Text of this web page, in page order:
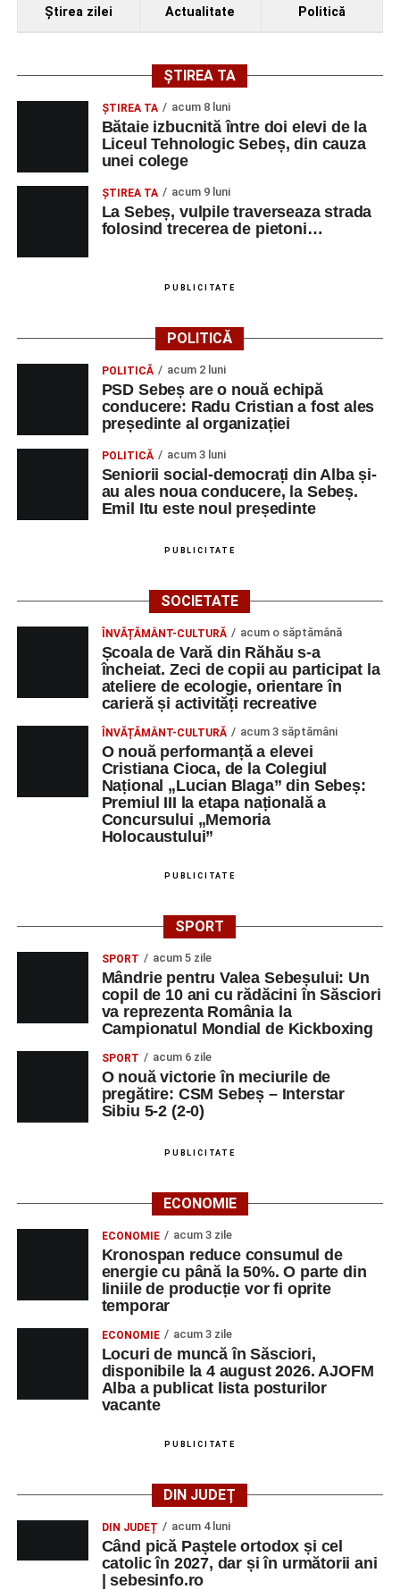
Ştirea zilei Actualitate Politică
ȘTIREA TA
ŞTIREA TA acum 8 luni
Bătaie izbucnită între doi elevi de la
Liceul Tehnologic Sebeș, din cauza
unei colege
ŞTIREA TA acum 9 luni
La Sebeș, vulpile traverseaza strada
folosind trecerea de pietoni…
PUBLICITATE
POLITICĂ
POLITICĂ acum 2 luni
PSD Sebeș are o nouă echipă
conducere: Radu Cristian a fost ales
președinte al organizației
POLITICĂ acum 3 luni
Seniorii social-democrați din Alba și-
au ales noua conducere, la Sebeș.
Emil Itu este noul președinte
PUBLICITATE
SOCIETATE
ÎNVĂȚĂMÂNT-CULTURĂ acum o săptămână
Școala de Vară din Răhău s-a
încheiat. Zeci de copii au participat la
ateliere de ecologie, orientare în
carieră și activități recreative
ÎNVĂȚĂMÂNT-CULTURĂ acum 3 săptămâni
O nouă performanță a elevei
Cristiana Cioca, de la Colegiul
Național „Lucian Blaga” din Sebeș:
Premiul III la etapa națională a
Concursului „Memoria
Holocaustului”
PUBLICITATE
SPORT
SPORT acum 5 zile
Mândrie pentru Valea Sebeșului: Un
copil de 10 ani cu rădăcini în Săsciori
va reprezenta România la
Campionatul Mondial de Kickboxing
SPORT acum 6 zile
O nouă victorie în meciurile de
pregătire: CSM Sebeș – Interstar
Sibiu 5-2 (2-0)
PUBLICITATE
ECONOMIE
ECONOMIE acum 3 zile
Kronospan reduce consumul de
energie cu până la 50%. O parte din
liniile de producție vor fi oprite
temporar
ECONOMIE acum 3 zile
Locuri de muncă în Săsciori,
disponibile la 4 august 2026. AJOFM
Alba a publicat lista posturilor
vacante
PUBLICITATE
DIN JUDEȚ
DIN JUDEȚ acum 4 luni
Când pică Paștele ortodox și cel
catolic în 2027, dar și în următorii ani
| sebesinfo.ro